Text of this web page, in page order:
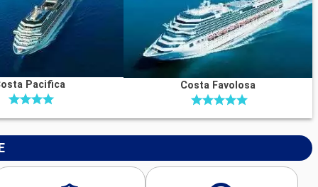
Pacifica Costa Favolosa